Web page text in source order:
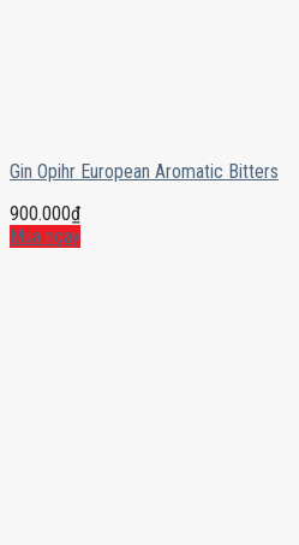
Gin Opihr European Aromatic Bitters
900.000₫
Mua ngay